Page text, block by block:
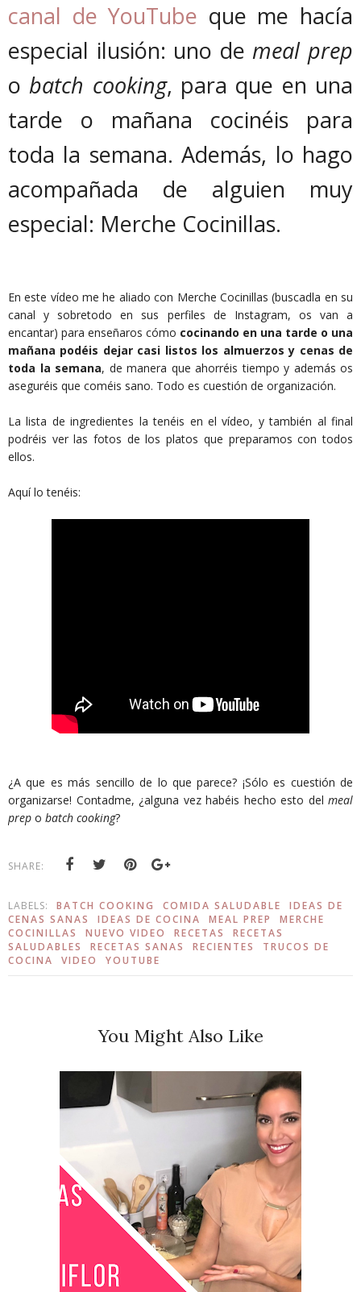
canal de YouTube que me hacía
especial ilusión: uno demeal prep
obatch cooking, para que en una
tarde o mañana cocinéis para
toda la semana. Además, lo hago
acompañada de alguien muy
especial: Merche Cocinillas.
En este vídeo me he aliado con Merche Cocinillas (buscadla en su
canal y sobretodo en sus perfiles de Instagram, os van a
encantar) para enseñaros cómo cocinando en una tarde o una
mañana podéis dejar casi listos los almuerzos y cenas de
toda la semana, de manera que ahorréis tiempo y además os
aseguréis que coméis sano. Todo es cuestión de organización.
La lista de ingredientes la tenéis en el vídeo, y también al final
podréis ver las fotos de los platos que preparamos con todos
ellos.
Aquí lo tenéis:
¿A que es más sencillo de lo que parece? ¡Sólo es cuestión de
organizarse! Contadme, ¿alguna vez habéis hecho esto del meal
prep o batch cooking?
SHARE:
LABELS: BATCH COOKING COMIDA SALUDABLE
IDEAS DE
CENAS SANAS
IDEAS DE COCINA MEAL PREP
MERCHE
COCINILLAS
NUEVO VIDEO RECETAS
RECETAS
SALUDABLES
RECETAS SANAS RECIENTES
TRUCOS DE
COCINA
VIDEO YOUTUBE
You Might Also Like